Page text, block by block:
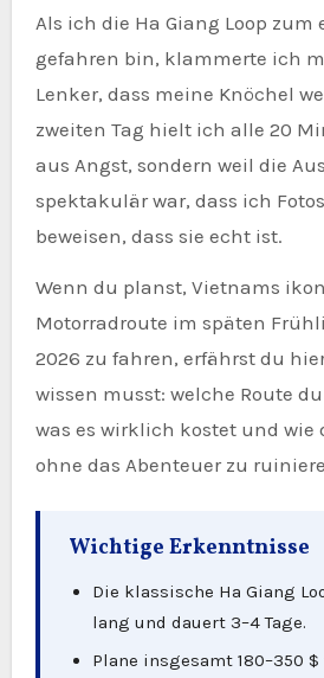
Als ich die Ha Giang Loop zum ersten Mal
gefahren bin, klammerte ich
Lenker, dass meine Knöchel
zweiten Tag hielt ich alle 20
aus Angst, sondern weil die
spektakulär war, dass ich
beweisen, dass sie echt ist.
Wenn du planst, Vietnams
Motorradroute im späten
2026 zu fahren, erfährst du
wissen musst: welche Route
was es wirklich kostet und wie
ohne das Abenteuer zu
Wichtige Erkenntnisse
Die klassische Ha Giang
lang und dauert 3–4 Tage.
Plane insgesamt 180–350